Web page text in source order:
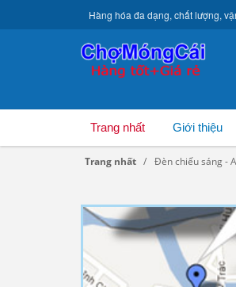
Hàng hóa đa dạng, chất lượng,
Trang nhất Giới thiệu
Trang nhất Đèn chiếu sáng -